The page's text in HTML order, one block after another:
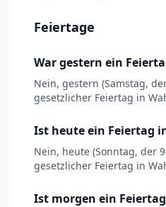
Feiertage
War gestern ein
Nein, gestern (Samstag,
gesetzlicher Feiertag in
Ist heute ein Feiertag
Nein, heute (Sonntag, der
gesetzlicher Feiertag in
Ist morgen ein